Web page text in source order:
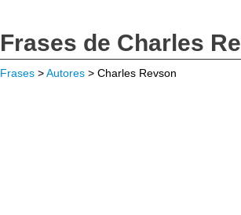
Frases de Charles
Frases >Autores > Charles Revson